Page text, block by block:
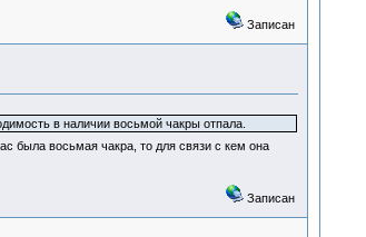
Записан
в наличии восьмой чакры отпала.
была восьмая чакра, то для связи с кем она
Записан